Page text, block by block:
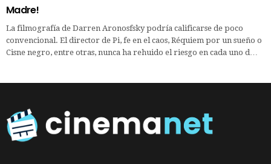
Madre!
La filmografía de Darren Aronosfsky podría calificarse de poco
convencional. El director de Pi, fe en el caos, Réquiem por un sueño o
Cisne negro, entre otras, nunca ha rehuido el riesgo en cada uno d…